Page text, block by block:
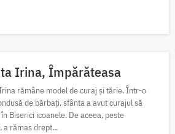
Irina, Împărăteasa
rămâne model de curaj și tărie. Într-o
de bărbați, sfânta a avut curajul să
Biserici icoanele. De aceea, peste
a rămas drept...